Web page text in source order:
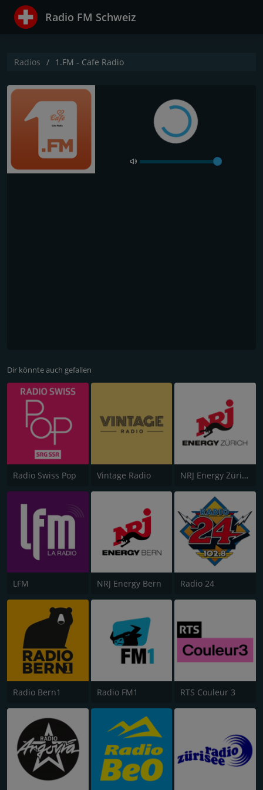
Radio FM Schweiz
Radios 1.FM - Cafe Radio
Dir könnte auch gefallen
Radio Swiss Pop Vintage Radio NRJ Energy Zürich
LFM NRJ Energy Bern Radio 24
Radio Bern1 Radio FM1 RTS Couleur 3